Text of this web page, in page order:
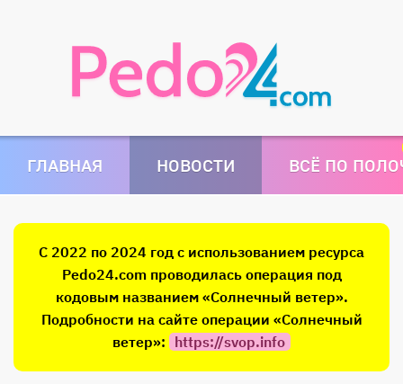
ГЛАВНАЯ НОВОСТИ ВСЁ ПО
С 2022 по 2024 год с использованием ресурса
Pedo24.com проводилась операция под
кодовым названием «Солнечный ветер».
Подробности на сайте операции «Солнечный
ветер»: https://svop.info